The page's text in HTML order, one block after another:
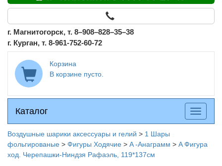
г. Магнитогорск, т. 8–908–828–35–38
г. Курган, т. 8-961-752-60-72
Корзина
В корзине пусто.
Каталог
Каталог
меню
Воздушные шарики аксессуары и гелий > 1 Шары
фольгированые > Фигуры Ходячие > A -Анаграмм > A Фигура
ход. Черепашки-Ниндзя Рафаэль, 119*137см